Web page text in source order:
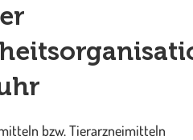
bzw. Tierarzneimitteln